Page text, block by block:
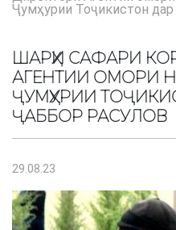
Ҷумҳурии Тоҷикистон
ШАРҲИ САФАРИ
АГЕНТИИ ОМОРИ
ҶУМҲУРИИ
ҶАББОР РАСУЛОВ
29.08.23